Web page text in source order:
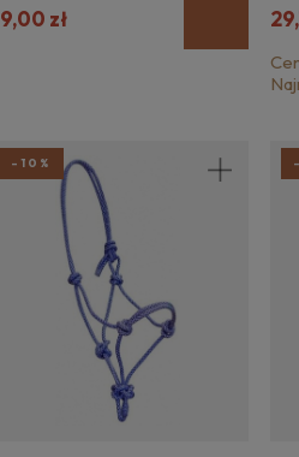
zł
-10%